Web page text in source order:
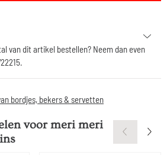
van dit artikel bestellen? Neem dan even
bordjes, bekers & servetten
voormeri meri